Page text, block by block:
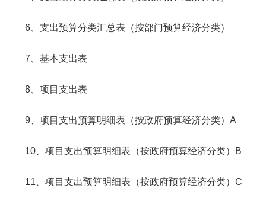
6、支出预算分类汇总表（按部门预算经济分类）
7、基本支出表
8、项目支出表
9、项目支出预算明细表（按政府预算经济分类）A
10、项目支出预算明细表（按政府预算经济分类）B
11、项目支出预算明细表（按政府预算经济分类）C